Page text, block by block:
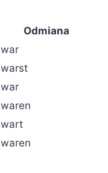
Odmiana
war
warst
war
waren
wart
waren